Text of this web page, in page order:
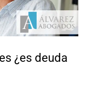
¿es deuda